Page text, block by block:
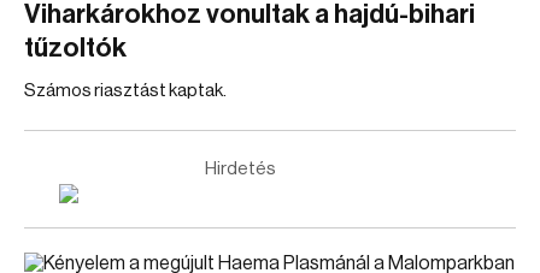
Viharkárokhoz vonultak a hajdú-bihari
tűzoltók
Számos riasztást kaptak.
Hirdetés